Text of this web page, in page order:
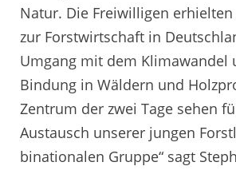
Natur. Die Freiwilligen
zur Forstwirtschaft in
Umgang mit dem Klimawandel
Bindung in Wäldern und
Zentrum der zwei Tage sehen
Austausch unserer jungen
binationalen Gruppe“ sagt